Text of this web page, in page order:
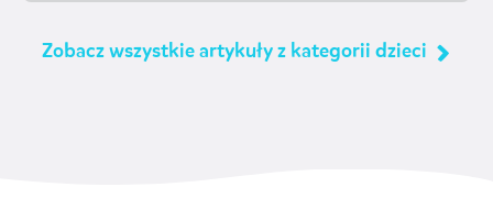
Zobacz wszystkie artykuły z kategorii dzieci